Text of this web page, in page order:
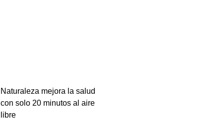
Naturaleza mejora la salud
con solo 20 minutos al aire
libre